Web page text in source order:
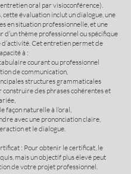
oral par visioconférence).
cette évaluation inclut un dialogue, une
en situation professionnelle, et une
d’un thème professionnel ou spécifique
Cet entretien permet de
à :
courant ou professionnel
de communication,
structures grammaticales
construire des phrases cohérentes et
façon naturelle à l’oral,
avec une prononciation claire,
et le dialogue.
: Pour obtenir le certificat, le
mais un objectif plus élevé peut
de votre projet professionnel.